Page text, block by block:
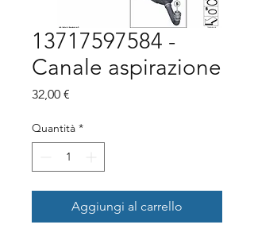
13717597584 -
Canale aspirazione
32,00 €
Quantità *
Aggiungi al carrello